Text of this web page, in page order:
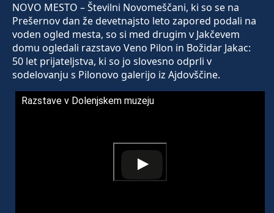
NOVO MESTO – Številni Novomeščani, ki so se na
Prešernov dan že devetnajsto leto zapored podali na
voden ogled mesta, so si med drugim v Jakčevem
domu ogledali razstavo Veno Pilon in Božidar Jakac:
50 let prijateljstva, ki so jo slovesno odprli v
sodelovanju s Pilonovo galerijo iz Ajdovščine.
Razstave v Dolenjskem muzeju